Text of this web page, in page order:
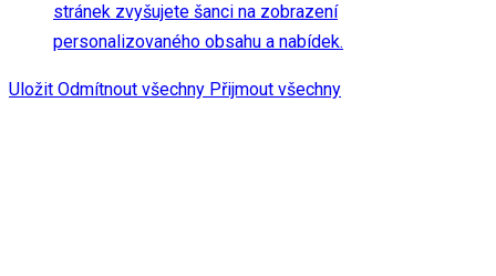
stránek zvyšujete šanci na zobrazení
personalizovaného obsahu a nabídek.
Uložit Odmítnout všechny Přijmout všechny